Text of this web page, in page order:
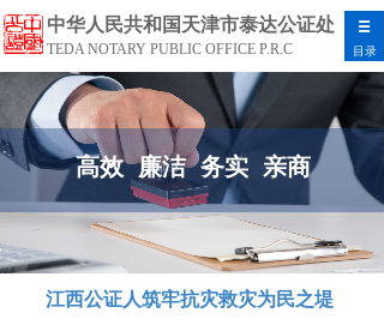
中华人民共和国天津市泰达公证处
TEDA NOTARY PUBLIC OFFICE P.R.C 目录
高效 廉洁 务实 亲商
江西公证人筑牢抗灾救灾为民之堤